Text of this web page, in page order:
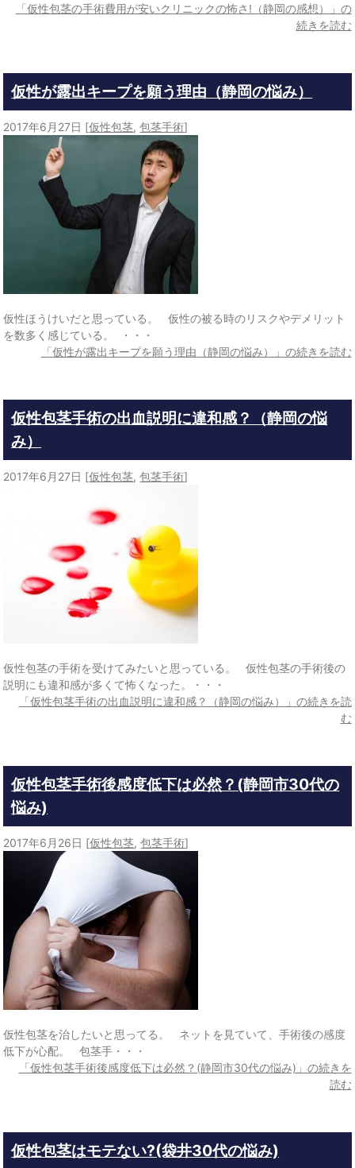
「仮性包茎の手術費用が安いクリニックの怖さ!（静岡の感想）」の
続きを読む
仮性が露出キープを願う理由（静岡の悩み）
2017年6月27日 [仮性包茎,包茎手術]
仮性ほうけいだと思っている。 仮性の被る時のリスクやデメリット
を数多く感じている。 ・・・
「仮性が露出キープを願う理由（静岡の悩み）」の続きを読む
仮性包茎手術の出血説明に違和感？（静岡の悩
み）
2017年6月27日 [仮性包茎,包茎手術]
仮性包茎の手術を受けてみたいと思っている。 仮性包茎の手術後の
説明にも違和感が多くて怖くなった。・・・
「仮性包茎手術の出血説明に違和感？（静岡の悩み）」の続きを読
む
仮性包茎手術後感度低下は必然？(静岡市30代の
悩み)
2017年6月26日 [仮性包茎,包茎手術]
仮性包茎を治したいと思ってる。 ネットを見ていて、手術後の感度
低下が心配。 包茎手・・・
「仮性包茎手術後感度低下は必然？(静岡市30代の悩み)」の続きを
読む
仮性包茎はモテない?(袋井30代の悩み)